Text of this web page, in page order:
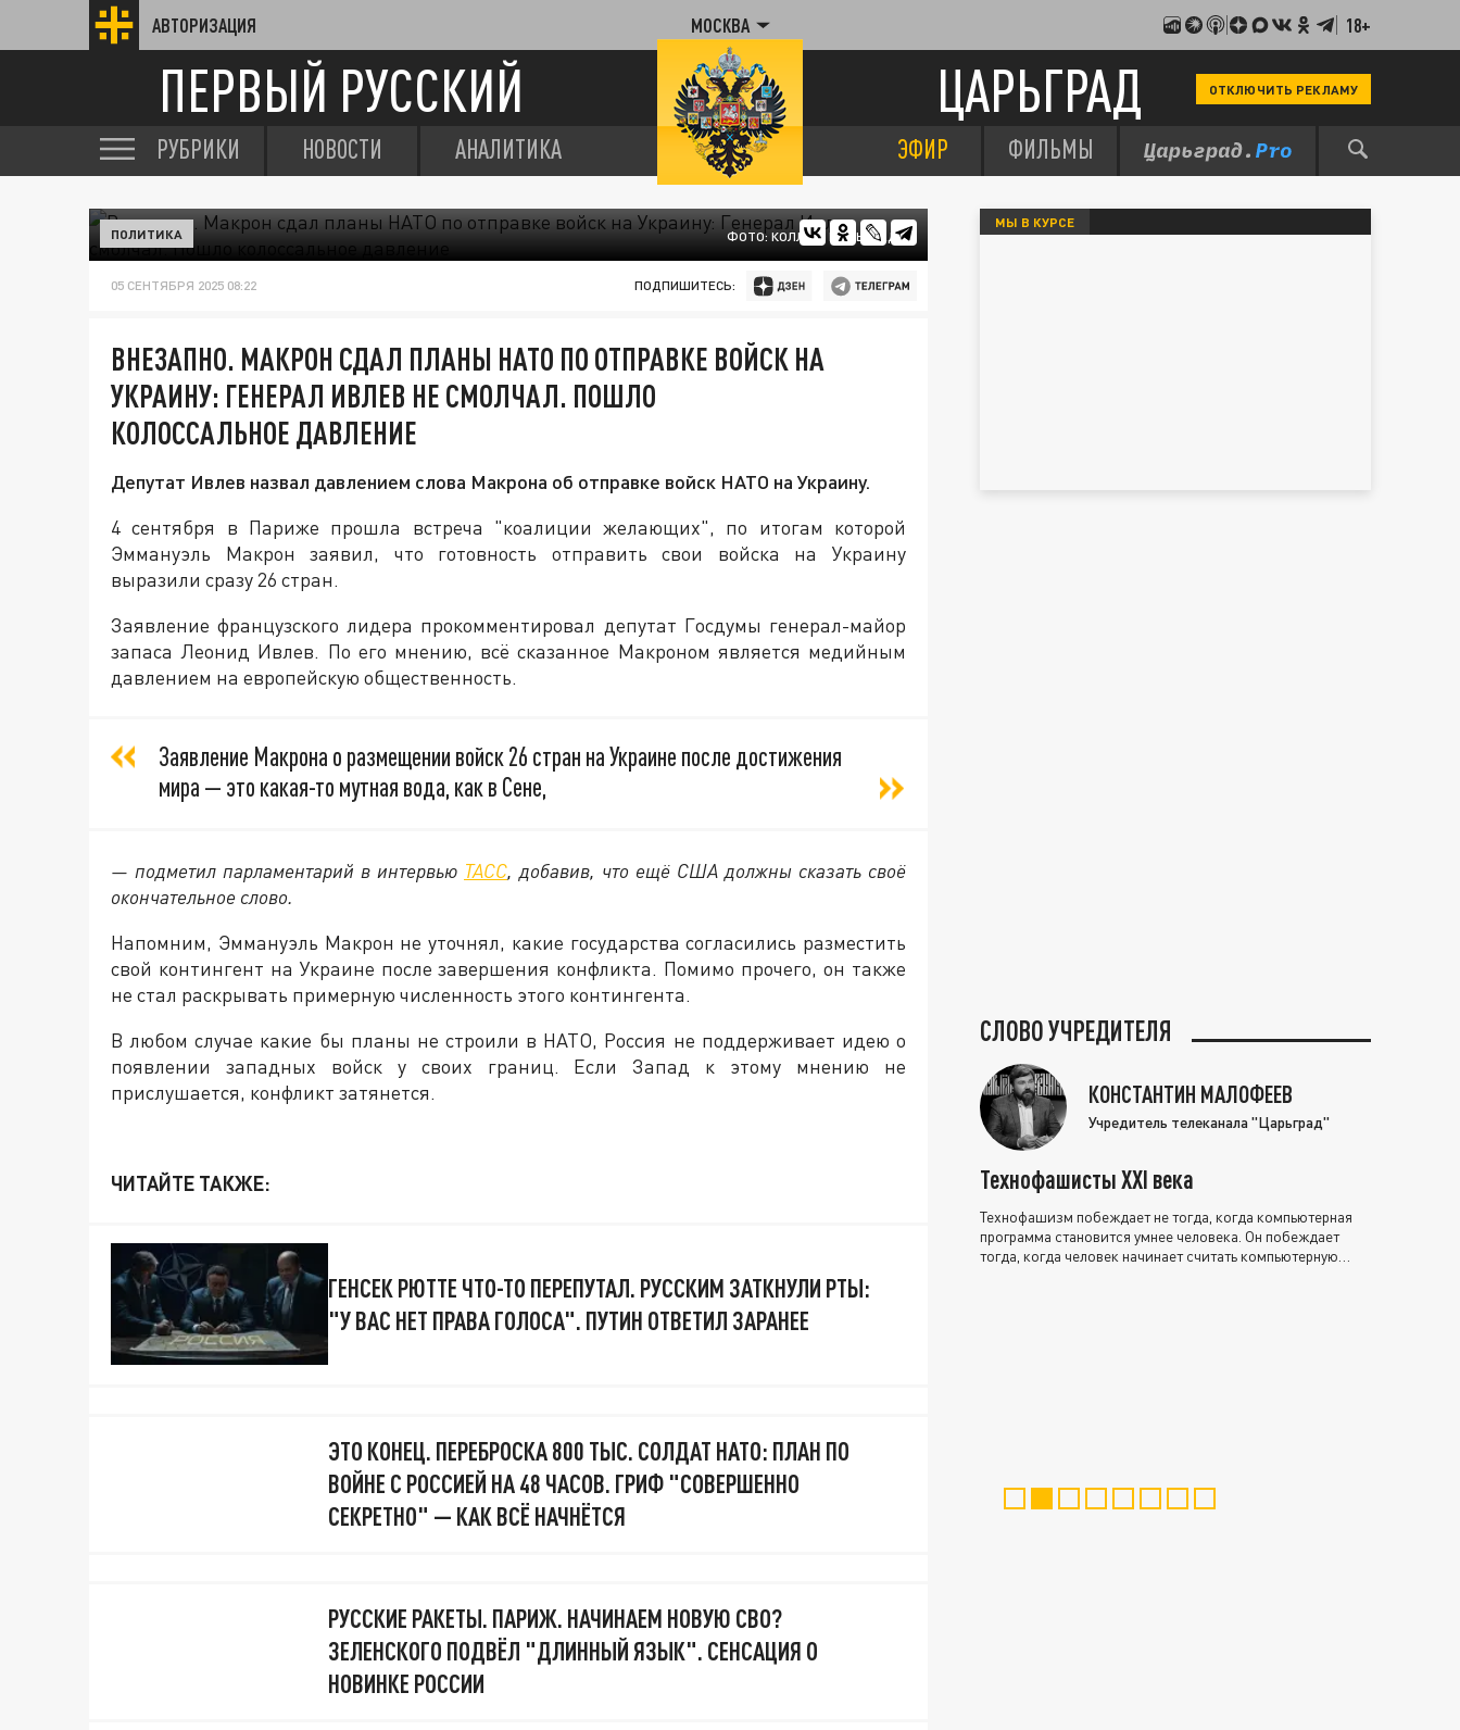
АВТОРИЗАЦИЯ МОСКВА 18+
ПЕРВЫЙ РУССКИЙ ЦАРЬГРАД ОТКЛЮЧИТЬ РЕКЛАМУ
РУБРИКИ НОВОСТИ АНАЛИТИКА ЭФИР ФИЛЬМЫ
ФОТО: КОЛЛАЖ ЦАРЬГРАДА
ПОЛИТИКА
05 СЕНТЯБРЯ 2025 08:22 ПОДПИШИТЕСЬ:
ВНЕЗАПНО. МАКРОН СДАЛ ПЛАНЫ НАТО ПО ОТПРАВКЕ ВОЙСК НА
УКРАИНУ: ГЕНЕРАЛ ИВЛЕВ НЕ СМОЛЧАЛ. ПОШЛО
КОЛОССАЛЬНОЕ ДАВЛЕНИЕ
Депутат Ивлев назвал давлением слова Макрона об отправке войск НАТО на Украину.
4 сентября в Париже прошла встреча "коалиции желающих", по итогам которой
Эммануэль Макрон заявил, что готовность отправить свои войска на Украину
выразили сразу 26 стран.
Заявление французского лидера прокомментировал депутат Госдумы генерал-майор
запаса Леонид Ивлев. По его мнению, всё сказанное Макроном является медийным
давлением на европейскую общественность.
Заявление Макрона о размещении войск 26 стран на Украине после достижения
мира — это какая-то мутная вода, как в Сене,
— подметил парламентарий в интервью ТАСС, добавив, что ещё США должны сказать своё
окончательное слово.
Напомним, Эммануэль Макрон не уточнял, какие государства согласились разместить
свой контингент на Украине после завершения конфликта. Помимо прочего, он также
не стал раскрывать примерную численность этого контингента.
В любом случае какие бы планы не строили в НАТО, Россия не поддерживает идею о
появлении западных войск у своих границ. Если Запад к этому мнению не
прислушается, конфликт затянется.
ЧИТАЙТЕ ТАКЖЕ:
ГЕНСЕК РЮТТЕ ЧТО-ТО ПЕРЕПУТАЛ. РУССКИМ ЗАТКНУЛИ РТЫ:
"У ВАС НЕТ ПРАВА ГОЛОСА". ПУТИН ОТВЕТИЛ ЗАРАНЕЕ
ЭТО КОНЕЦ. ПЕРЕБРОСКА 800 ТЫС. СОЛДАТ НАТО: ПЛАН ПО
ВОЙНЕ С РОССИЕЙ НА 48 ЧАСОВ. ГРИФ "СОВЕРШЕННО
СЕКРЕТНО" — КАК ВСЁ НАЧНЁТСЯ
РУССКИЕ РАКЕТЫ. ПАРИЖ. НАЧИНАЕМ НОВУЮ СВО?
ЗЕЛЕНСКОГО ПОДВЁЛ "ДЛИННЫЙ ЯЗЫК". СЕНСАЦИЯ О
НОВИНКЕ РОССИИ
МЫ В КУРСЕ
СЛОВО УЧРЕДИТЕЛЯ
КОНСТАНТИН МАЛОФЕЕВ
Учредитель телеканала "Царьград"
Технофашисты XXI века
Технофашизм побеждает не тогда, когда компьютерная
программа становится умнее человека. Он побеждает
тогда, когда человек начинает считать компьютерную